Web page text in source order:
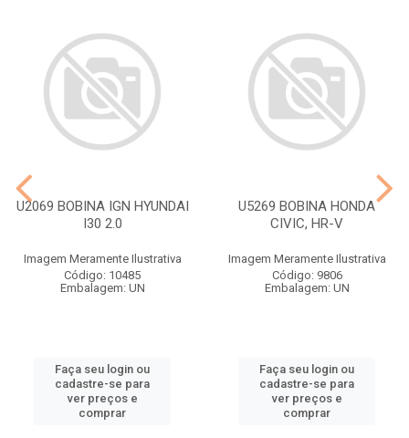
U2069 BOBINA IGN HYUNDAI
I30 2.0
Imagem Meramente Ilustrativa
Código: 10485
Embalagem: UN
Faça seu login ou
cadastre-se para
ver preços e
comprar
U5269 BOBINA HONDA
CIVIC, HR-V
Imagem Meramente Ilustrativa
Código: 9806
Embalagem: UN
Faça seu login ou
cadastre-se para
ver preços e
comprar